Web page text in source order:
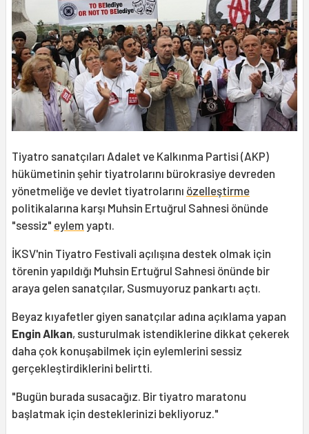
Tiyatro sanatçıları Adalet ve Kalkınma Partisi (AKP)
hükümetinin şehir tiyatrolarını bürokrasiye devreden
yönetmeliğe ve devlet tiyatrolarını özelleştirme
politikalarına karşı Muhsin Ertuğrul Sahnesi önünde
"sessiz" eylem yaptı.
İKSV'nin Tiyatro Festivali açılışına destek olmak için
törenin yapıldığı Muhsin Ertuğrul Sahnesi önünde bir
araya gelen sanatçılar, Susmuyoruz pankartı açtı.
Beyaz kıyafetler giyen sanatçılar adına açıklama yapan
Engin Alkan, susturulmak istendiklerine dikkat çekerek
daha çok konuşabilmek için eylemlerini sessiz
gerçekleştirdiklerini belirtti.
"Bugün burada susacağız. Bir tiyatro maratonu
başlatmak için desteklerinizi bekliyoruz."